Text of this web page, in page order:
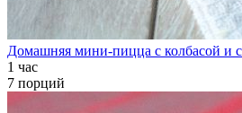
Домашняя мини-пицца с колбасой и
1 час
7 порций